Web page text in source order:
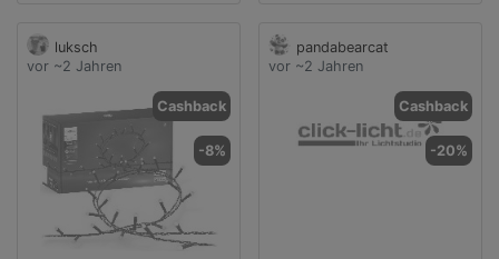
luksch
vor ~2 Jahren
Cashback
-8%
pandabearcat
vor ~2 Jahren
Cashback
-20%